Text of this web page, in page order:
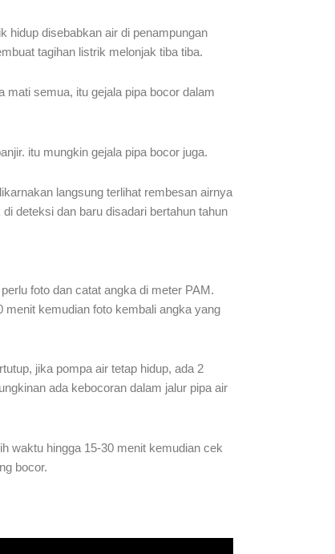
hidup disebabkan air di penampungan
tagihan listrik melonjak tiba tiba.
mati semua, itu gejala pipa bocor dalam
itu mungkin gejala pipa bocor juga.
langsung terlihat rembesan airnya
deteksi dan baru disadari bertahun tahun
foto dan catat angka di meter PAM.
menit kemudian foto kembali angka yang
jika pompa air tetap hidup, ada 2
ada kebocoran dalam jalur pipa air
waktu hingga 15-30 menit kemudian cek
bocor.